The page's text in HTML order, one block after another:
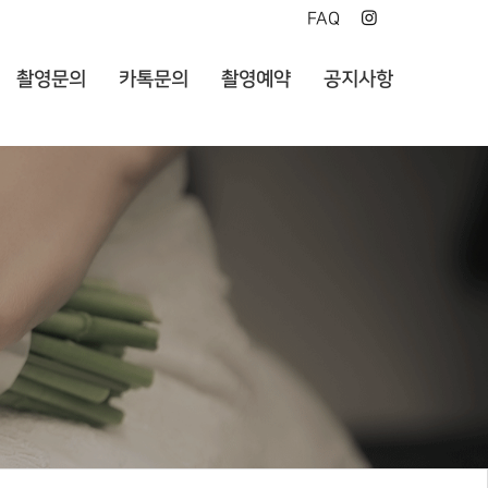
FAQ
촬영문의 카톡문의 촬영예약 공지사항